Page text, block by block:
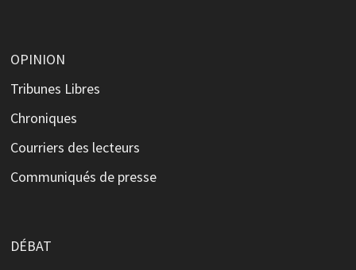
OPINION
Tribunes Libres
Chroniques
Courriers des lecteurs
Communiqués de presse
DÉBAT